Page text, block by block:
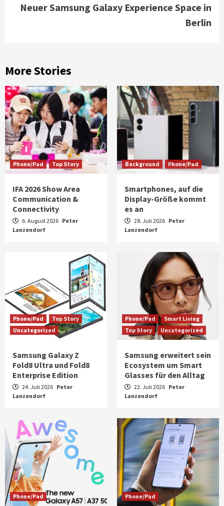
Neuer Samsung Galaxy Experience Space in
Berlin
More Stories
Phone/Pad Top Story
IFA 2026 Show Area
Communication &
Connectivity
6. August 2026 Peter
Lanzendorf
Background Phone/Pad
Smartphones, auf die
Display-Größe kommt
es an
28. Juli 2026 Peter
Lanzendorf
Phone/Pad
Top Story
Uncategorized
Samsung Galaxy Z
Fold8 Ultra und Fold8
Enterprise Edition
24. Juli 2026 Peter
Lanzendorf
Phone/Pad
Smart Living
Top Story
Uncategorized
Samsung erweitert sein
Ecosystem um Smart
Glasses für den Alltag
22. Juli 2026 Peter
Lanzendorf
Phone/Pad Phone/Pad